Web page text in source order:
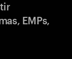
EMPs,